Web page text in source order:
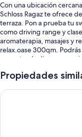
Con una ubicación
Schloss Ragaz te ofrece
terraza. Pon a prueba tu
como driving range y
aromaterapia, masajes y
relax.oase 300qm.
encontrarás diversos
También podrás disfrutar
Alberca al aire libre
Propiedades
Hotel Krone by bsmart